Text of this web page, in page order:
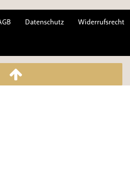
Datenschutz Widerrufsrecht